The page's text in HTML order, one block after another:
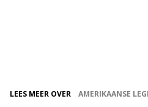
LEES MEER OVER AMERIKAANSE